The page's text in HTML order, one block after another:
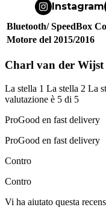
Instagram
Bluetooth/ SpeedBox
Motore del 2015/2016
Charl van der Wijst
La stella 1 La stella 2 La
valutazione è 5 di 5
ProGood en fast delivery
ProGood en fast delivery
Contro
Contro
Vi ha aiutato questa